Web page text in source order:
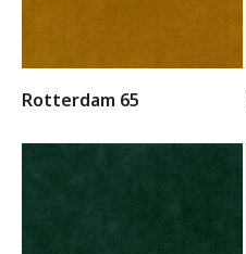
Rotterdam 65